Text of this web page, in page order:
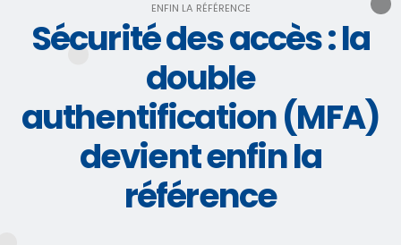
ENFIN LA RÉFÉRENCE
Sécurité des accès : la
double
authentification (MFA)
devient enfin la
référence